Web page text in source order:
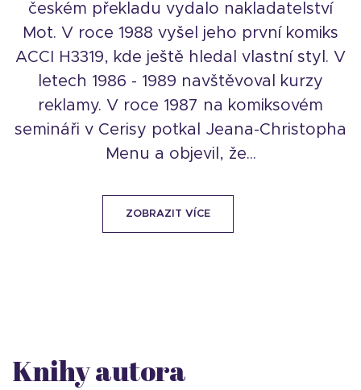
českém překladu vydalo nakladatelství
Mot. V roce 1988 vyšel jeho první komiks
ACCI H3319, kde ještě hledal vlastní styl. V
letech 1986 - 1989 navštěvoval kurzy
reklamy. V roce 1987 na komiksovém
semináři v Cerisy potkal Jeana-Christopha
Menu a objevil, že...
ZOBRAZIT VÍCE
Knihy autora